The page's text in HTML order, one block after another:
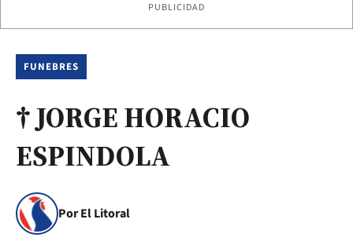
PUBLICIDAD
FUNEBRES
† JORGE HORACIO
ESPINDOLA
Por El Litoral